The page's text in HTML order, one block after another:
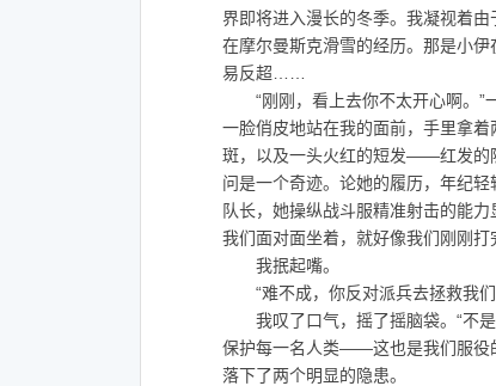
界即将进入漫长的冬季。我凝视着
在摩尔曼斯克滑雪的经历。那是小
易反超……
“刚刚，看上去你不太开心啊。”
一脸俏皮地站在我的面前，手里拿
斑，以及一头火红的短发——红发的
问是一个奇迹。论她的履历，年纪
队长，她操纵战斗服精准射击的能
我们面对面坐着，就好像我们刚刚打
我抿起嘴。
“难不成，你反对派兵去拯救我们
我叹了口气，摇了摇脑袋。“不是
保护每一名人类——这也是我们服役
落下了两个明显的隐患。